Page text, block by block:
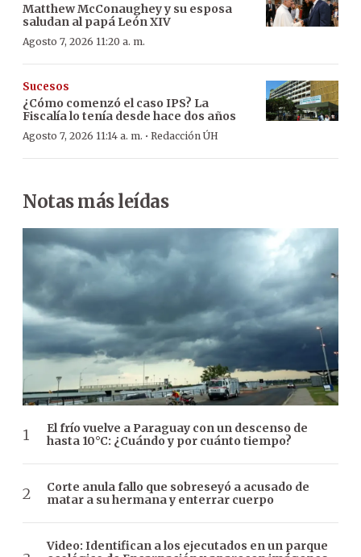
Matthew McConaughey y su esposa
saludan al papá León XIV
Agosto 7, 2026 11:20 a. m.
Sucesos
¿Cómo comenzó el caso IPS? La
Fiscalía lo tenía desde hace dos años
Agosto 7, 2026 11:14 a. m. · Redacción ÚH
Notas más leídas
El frío vuelve a Paraguay con un descenso de
hasta 10°C: ¿Cuándo y por cuánto tiempo?
Corte anula fallo que sobreseyó a acusado de
matar a su hermana y enterrar cuerpo
Video: Identifican a los ejecutados en un parque